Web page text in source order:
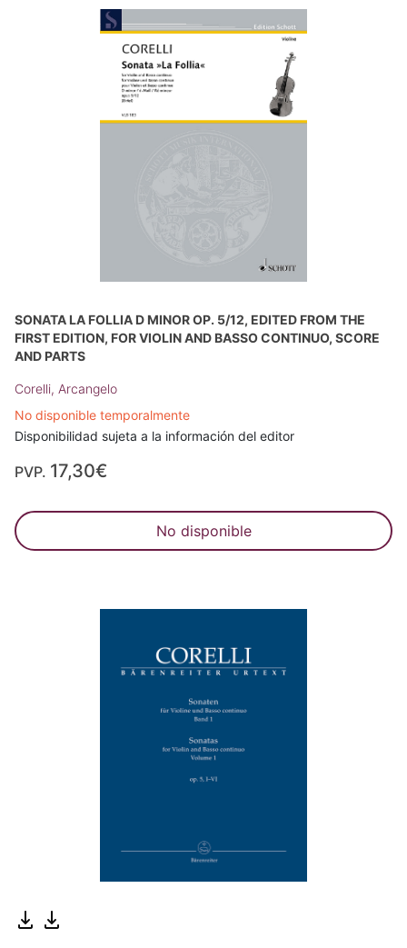
SONATA LA FOLLIA D MINOR OP. 5/12, EDITED FROM THE
FIRST EDITION, FOR VIOLIN AND BASSO CONTINUO, SCORE
AND PARTS
Corelli, Arcangelo
No disponible temporalmente
Disponibilidad sujeta a la información del editor
PVP. 17,30€
No disponible